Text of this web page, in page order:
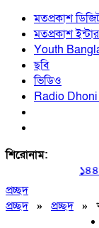
মতপ্রকাশ
মতপ্রকাশ
Youth
ছবি
ভিডিও
Radio
শিরোনাম:
১৪৪
প্রচ্ছদ
প্রচ্ছদ» প্রচ্ছদ»